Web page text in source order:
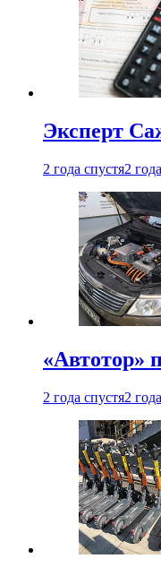
Эксперт
2 года спустя2
«Автотор»
2 года спустя2